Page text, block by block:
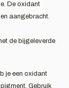
De oxidant
aangebracht.
de bijgeleverde
je een oxidant
Gebruik